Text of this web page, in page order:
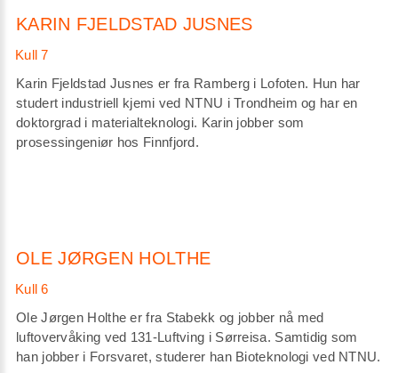
KARIN FJELDSTAD JUSNES
Karin Fjeldstad Jusnes er fra Ramberg i Lofoten. Hun har
studert industriell kjemi ved NTNU i Trondheim og har en
doktorgrad i materialteknologi. Karin jobber som
prosessingeniør hos Finnfjord.
OLE JØRGEN HOLTHE
Ole Jørgen Holthe er fra Stabekk og jobber nå med
luftovervåking ved 131-Luftving i Sørreisa. Samtidig som
han jobber i Forsvaret, studerer han Bioteknologi ved NTNU.